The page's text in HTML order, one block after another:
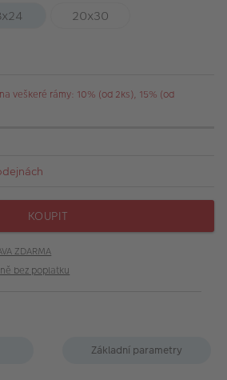
20x30
na veškeré rámy: 10% (od 2ks), 15% (od
KOUPIT
ZDARMA
bez poplatku
Základní parametry